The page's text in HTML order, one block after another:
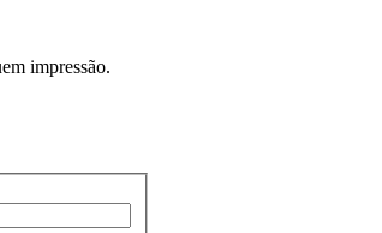
impressão.